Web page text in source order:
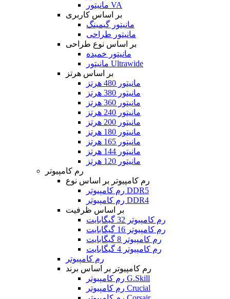
مانیتور VA
بر اساس کاربری
مانیتور گیمینگ
مانیتور طراحی
بر اساس نوع طراحی
مانیتور خمیده
مانیتور Ultrawide
بر اساس هرتز
مانیتور 480 هرتز
مانیتور 380 هرتز
مانیتور 360 هرتز
مانیتور 240 هرتز
مانیتور 200 هرتز
مانیتور 180 هرتز
مانیتور 165 هرتز
مانیتور 144 هرتز
مانیتور 120 هرتز
رم کامپیوتر
رم کامپیوتر بر اساس نوع
رم کامپیوتر DDR5
رم کامپیوتر DDR4
بر اساس ظرفیت
رم کامپیوتر 32 گیگابایت
رم کامپیوتر 16 گیگابایت
رم کامپیوتر 8 گیگابایت
رم کامپیوتر 4 گیگابایت
رم کامپیوتر
رم کامپیوتر بر اساس برند
رم کامپیوتر G.Skill
رم کامپیوتر Crucial